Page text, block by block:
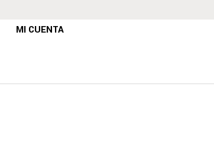
MI CUENTA